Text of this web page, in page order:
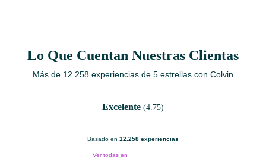
Lo Que Cuentan Nuestras Clientas
Más de 12.258 experiencias de 5 estrellas con Colvin
Excelente (4.75)
Basado en 12.258 experiencias
Ver todas en